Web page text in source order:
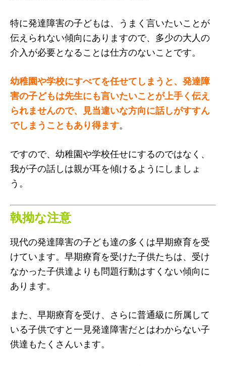
特に発達障害の子どもは、うまく言いたいことが
伝えられない傾向にありますので、多少の大人の
介入が必要となることは仕方のないことです。
幼稚園や学校にすべてを任せてしまうと、発達障
害の子どもは先生にも言いたいことが上手く伝え
られませんので、見当違いな方向に話しがすすん
でしまうこともあり得ます。
ですので、幼稚園や学校任せにするのではなく、
我が子の話しは親が耳を傾けるようにしましょ
う。
執拗な注意
現代の発達障害の子ども達の多くは早期療育を受
けています。早期療育を受けた子供たちは、受け
なかった子供達よりも問題行動はすくない傾向に
あります。
また、早期療育を受け、さらに普通級に所属して
いる子供ですと一見発達障害だとはわからない子
供達もたくさんいます。